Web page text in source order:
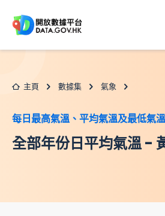
主頁 數據集 氣象
每日最高氣溫、平均氣溫及最低氣
全部年份日平均氣溫 -